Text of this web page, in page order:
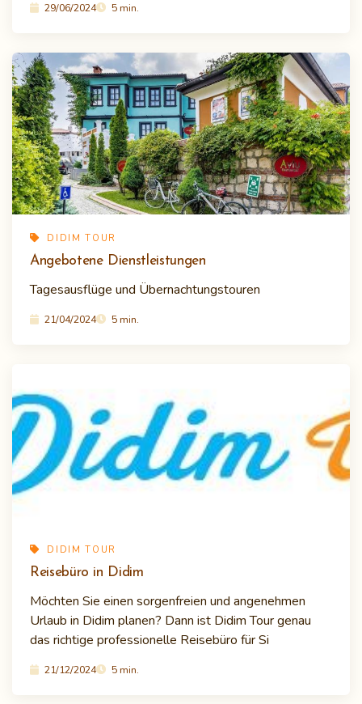
29/06/2024 5 min.
DIDIM TOUR
Angebotene Dienstleistungen
Tagesausflüge und Übernachtungstouren
21/04/2024 5 min.
DIDIM TOUR
Reisebüro in Didim
Möchten Sie einen sorgenfreien und angenehmen
Urlaub in Didim planen? Dann ist Didim Tour genau
das richtige professionelle Reisebüro für Si
21/12/2024 5 min.